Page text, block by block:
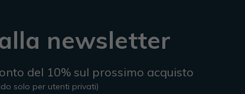
newsletter
del 10% sul prossimo acquisto
solo per utenti privati)